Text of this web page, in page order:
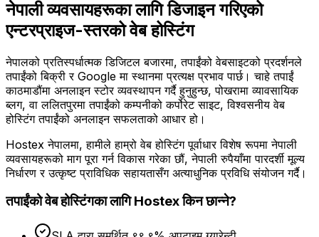
नेपाली व्यवसायहरूका लागि डिजाइन गरिएको
एन्टरप्राइज-स्तरको वेब होस्टिंग
नेपालको प्रतिस्पर्धात्मक डिजिटल बजारमा, तपाईंको वेबसाइटको प्रदर्शनले
तपाईंको बिक्री र Google मा स्थानमा प्रत्यक्ष प्रभाव पार्छ। चाहे तपाईं
काठमाडौंमा अनलाइन स्टोर व्यवस्थापन गर्दै हुनुहुन्छ, पोखरामा व्यावसायिक
ब्लग, वा ललितपुरमा तपाईंको कम्पनीको कर्पोरेट साइट, विश्वसनीय वेब
होस्टिंग तपाईंको अनलाइन सफलताको आधार हो।
Hostex नेपालमा, हामीले हाम्रो वेब होस्टिंग पूर्वाधार विशेष रूपमा नेपाली
व्यवसायहरूको माग पूरा गर्न विकास गरेका छौं, नेपाली रुपैयाँमा पारदर्शी मूल्य
निर्धारण र उत्कृष्ट प्राविधिक सहायतासँग अत्याधुनिक प्रविधि संयोजन गर्दै।
तपाईंको वेब होस्टिंगका लागि Hostex किन छान्ने?